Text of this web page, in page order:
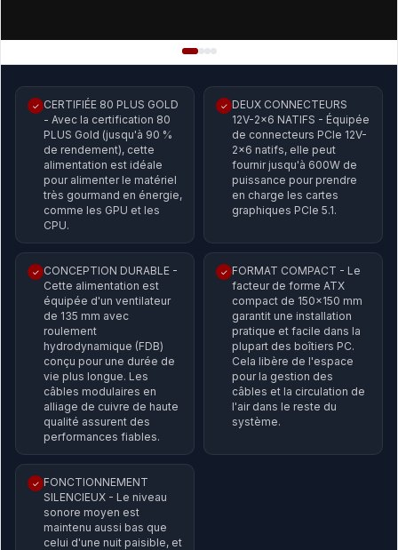
✓ CERTIFIÉE 80 PLUS GOLD
- Avec la certification 80
PLUS Gold (jusqu'à 90 %
de rendement), cette
alimentation est idéale
pour alimenter le matériel
très gourmand en énergie,
comme les GPU et les
CPU.
✓ DEUX CONNECTEURS
12V-2x6 NATIFS - Équipée
de connecteurs PCIe 12V-
2x6 natifs, elle peut
fournir jusqu'à 600W de
puissance pour prendre
en charge les cartes
graphiques PCIe 5.1.
✓ CONCEPTION DURABLE -
Cette alimentation est
équipée d'un ventilateur
de 135 mm avec
roulement
hydrodynamique (FDB)
conçu pour une durée de
vie plus longue. Les
câbles modulaires en
alliage de cuivre de haute
qualité assurent des
performances fiables.
✓ FORMAT COMPACT - Le
facteur de forme ATX
compact de 150x150 mm
garantit une installation
pratique et facile dans la
plupart des boîtiers PC.
Cela libère de l'espace
pour la gestion des
câbles et la circulation de
l'air dans le reste du
système.
✓ FONCTIONNEMENT
SILENCIEUX - Le niveau
sonore moyen est
maintenu aussi bas que
celui d'une nuit paisible, et